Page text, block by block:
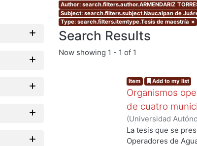
Author: search.filters.author.ARMENDARIZ
Subject: search.filters.subject.Naucalpan de
Type: search.filters.itemtype.Tesis de maestría ×
Search Results
Now showing 1 - 1 of 1
Item Add to my list
Organismos
de cuatro
(Universidad
de Servicios de
La tesis que se
Operadores de